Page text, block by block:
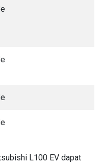
L100 EV dapat